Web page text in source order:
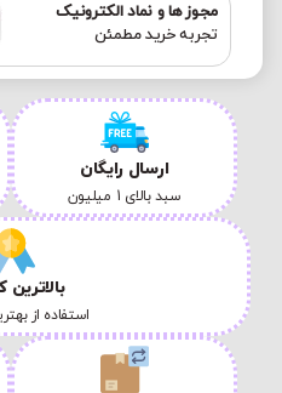
مجوز ها و نماد الکترونیک
تجربه خرید مطمئن
ارسال رایگان
سبد بالای 1 میلیون
استفاده از